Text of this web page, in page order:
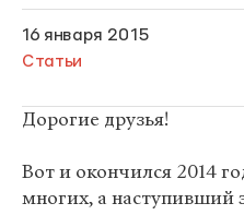
16 января 2015
Статьи
Дорогие друзья!
Вот и окончился 2014
многих, а наступивший